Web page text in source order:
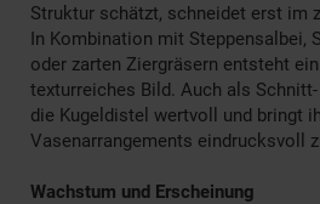
Struktur schätzt, schneidet erst im
In Kombination mit Steppensalbei,
oder zarten Ziergräsern entsteht
texturreiches Bild. Auch als
die Kugeldistel wertvoll und bringt
Vasenarrangements eindrucksvoll
Wachstum und Erscheinung